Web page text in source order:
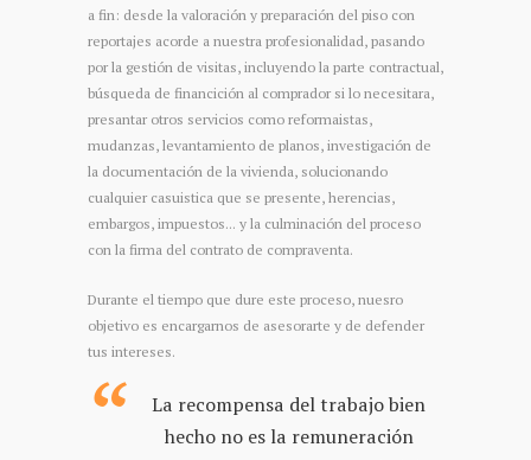
a fin: desde la valoración y preparación del piso con
reportajes acorde a nuestra profesionalidad, pasando
por la gestión de visitas, incluyendo la parte contractual,
búsqueda de financición al comprador si lo necesitara,
presantar otros servicios como reformaistas,
mudanzas, levantamiento de planos, investigación de
la documentación de la vivienda, solucionando
cualquier casuistica que se presente, herencias,
embargos, impuestos... y la culminación del proceso
con la firma del contrato de compraventa.
Durante el tiempo que dure este proceso, nuesro
objetivo es encargarnos de asesorarte y de defender
tus intereses.
La recompensa del trabajo bien
hecho no es la remuneración